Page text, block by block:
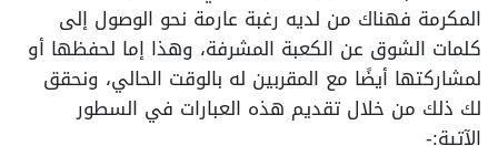
المكرمة فهناك من لديه رغبة عارمة نحو الوصول إلى
كلمات الشوق عن الكعبة المشرفة، وهذا إما لحفظها أو
لمشاركتها أيضًا مع المقربين له بالوقت الحالي، ونحقق
لك ذلك من خلال تقديم هذه العبارات في السطور
الآتية:-